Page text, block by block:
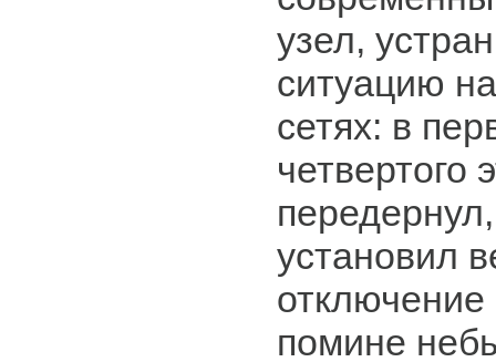
узел,
ситуацию
сетях: в
четвертого
установил
помине